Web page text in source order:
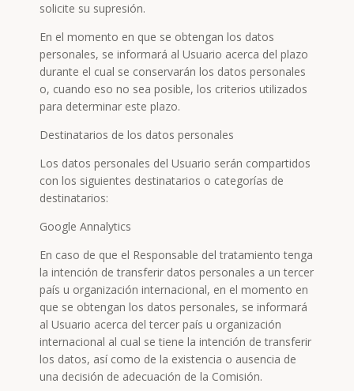
solicite su supresión.
En el momento en que se obtengan los datos
personales, se informará al Usuario acerca del plazo
durante el cual se conservarán los datos personales
o, cuando eso no sea posible, los criterios utilizados
para determinar este plazo.
Destinatarios de los datos personales
Los datos personales del Usuario serán compartidos
con los siguientes destinatarios o categorías de
destinatarios:
Google Annalytics
En caso de que el Responsable del tratamiento tenga
la intención de transferir datos personales a un tercer
país u organización internacional, en el momento en
que se obtengan los datos personales, se informará
al Usuario acerca del tercer país u organización
internacional al cual se tiene la intención de transferir
los datos, así como de la existencia o ausencia de
una decisión de adecuación de la Comisión.